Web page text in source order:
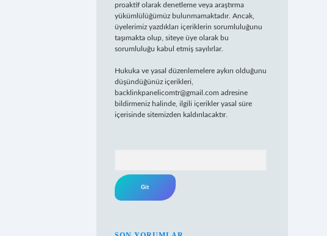
proaktif olarak denetleme veya araştırma
yükümlülüğümüz bulunmamaktadır. Ancak,
üyelerimiz yazdıkları içeriklerin sorumluluğunu
taşımakta olup, siteye üye olarak bu
sorumluluğu kabul etmiş sayılırlar.
Hukuka ve yasal düzenlemelere aykırı olduğunu
düşündüğünüz içerikleri,
backlinkpanelicomtr@gmail.com adresine
bildirmeniz halinde, ilgili içerikler yasal süre
içerisinde sitemizden kaldırılacaktır.